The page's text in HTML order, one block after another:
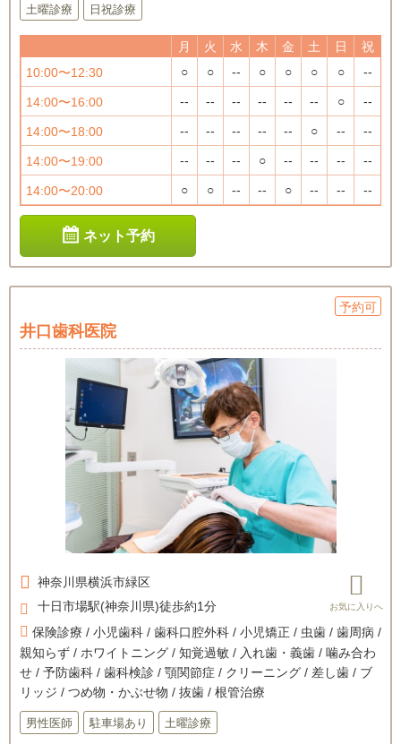
土曜診療 日祝診療
月 火 水 木 金 土 日
祝
10:00〜12:30
○ ○ -- ○ ○ ○ ○ --
14:00〜16:00 -- -- -- -- -- -- ○ --
14:00〜18:00 -- -- -- -- -- ○ -- --
14:00〜19:00 -- -- -- ○ -- -- -- --
14:00〜20:00 ○ ○ -- -- ○ -- -- --
ネット予約
予約可
井口歯科医院
神奈川県横浜市緑区
十日市場駅(神奈川県)徒歩約1分
保険診療 / 小児歯科 / 歯科口腔外科 / 小児矯正 / 虫歯 / 歯周病 /
親知らず / ホワイトニング / 知覚過敏 / 入れ歯・義歯 / 噛み合わ
せ / 予防歯科 / 歯科検診 / 顎関節症 / クリーニング / 差し歯 / ブ
リッジ / つめ物・かぶせ物 / 抜歯 / 根管治療
男性医師 駐車場あり 土曜診療